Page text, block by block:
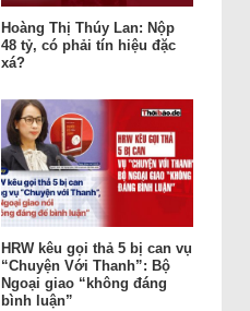
Hoàng Thị Thúy Lan: Nộp
48 tỷ, có phải tín hiệu đặc
xá?
HRW kêu gọi thả 5 bị can vụ
“Chuyện Với Thanh”: Bộ
Ngoại giao “không đáng
bình luận”